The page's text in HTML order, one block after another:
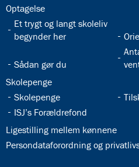
32.27:
Optagelse
32.28:
Et trygt og langt skoleliv
begynder her
32.30:
Sådan gør du
32.32:
Skolepenge
32.33:
Skolepenge
32.35:
ISJ’s Forældrefond
32.36:
Ligestilling mellem kønnene
32.37:
Persondataforordning og